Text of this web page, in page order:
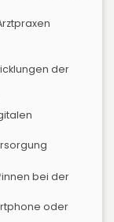
der
bei der
oder